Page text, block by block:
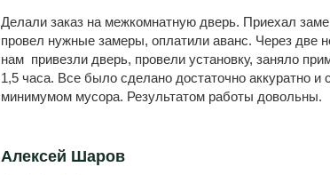
Делали заказ на межкомнатную дверь. Приехал
провел нужные замеры, оплатили аванс. Через две
нам привезли дверь, провели установку, заняло
1,5 часа. Все было сделано достаточно аккуратно и
минимумом мусора. Результатом работы довольны.
Алексей Шаров